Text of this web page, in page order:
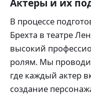
В процессе
Брехта в театре
высокий
ролям. Мы
где каждый актер
создание